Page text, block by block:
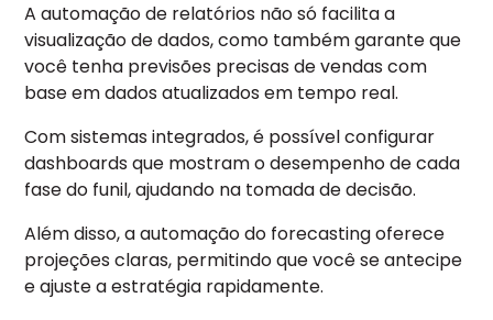
A automação de relatórios não só facilita a
visualização de dados, como também garante que
você tenha previsões precisas de vendas com
base em dados atualizados em tempo real.
Com sistemas integrados, é possível configurar
dashboards que mostram o desempenho de cada
fase do funil, ajudando na tomada de decisão.
Além disso, a automação do forecasting oferece
projeções claras, permitindo que você se antecipe
e ajuste a estratégia rapidamente.